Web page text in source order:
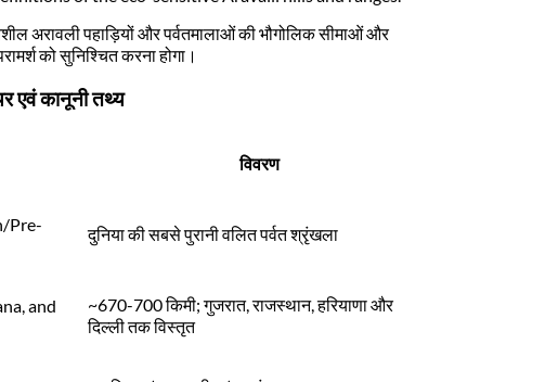
अरावली पहाड़ियों और पर्वतमालाओं की भौगोलिक सीमाओं और
को सुनिश्चित करना होगा।
एवं कानूनी तथ्य
विवरण
Pre-
दुनिया की सबसे पुरानी वलित पर्वत श्रृंखला
and
~670-700 किमी; गुजरात, राजस्थान, हरियाणा और
दिल्ली तक विस्तृत